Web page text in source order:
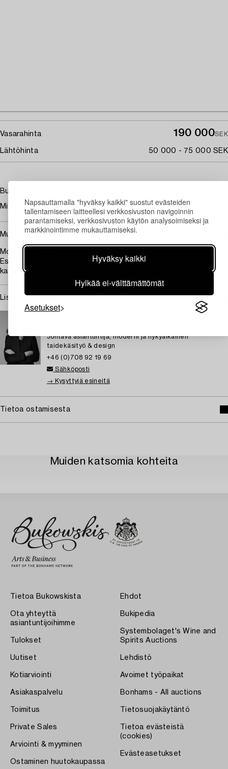
Napsauttamalla "hyväksy kaikki" suostut evästeiden
tallentamiseen laitteellesi verkkosivuston navigoinnin
parantamiseksi, verkkosivuston käytön analysoimiseksi ja
markkinointimme mukauttamiseksi.
Hyväksy kaikki
Hylkää ei-välttämättömät
Asetukset
Vasarahinta 190 000SEK
Lähtöhinta 50 000 - 75 000 SEK
Burled wood, brass fitting. Length 130 cm, d 45 cm, h 81 cm.
Minor wear, stain.
Muut tiedot
Modellen formgiven år 1954. Byrån var tänkt att stå i hallen i
Estrid Ericsons sommarhus på Tyresö, därav kom den tidigt att
kallas "Tyresöbyrån".
Lisätietoja ja kuntoraportit
Johtava asiantuntija, moderni ja nykyaikainen
taidekäsityö & design
+46 (0)708 92 19 69
Sähköposti
→ Kysyttyjä esineitä
Tietoa ostamisesta
Muiden katsomia kohteita
Tietoa Bukowskista
Ota yhteyttä
asiantuntijoihimme
Tulokset
Uutiset
Kotiarviointi
Asiakaspalvelu
Toimitus
Private Sales
Arviointi & myyminen
Ostaminen huutokaupassa
Ehdot
Bukipedia
Systembolaget's Wine and
Spirits Auctions
Lehdistö
Avoimet työpaikat
Bonhams - All auctions
Tietosuojakäytäntö
Tietoa evästeistä
(cookies)
Evästeasetukset